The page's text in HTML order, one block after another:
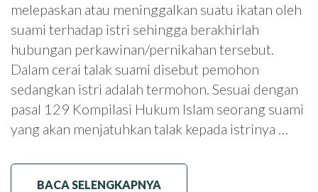
melepaskan atau meninggalkan suatu ikatan oleh
suami terhadap istri sehingga berakhirlah
hubungan perkawinan/pernikahan tersebut.
Dalam cerai talak suami disebut pemohon
sedangkan istri adalah termohon. Sesuai dengan
pasal 129 Kompilasi Hukum Islam seorang suami
yang akan menjatuhkan talak kepada istrinya …
BACA SELENGKAPNYA